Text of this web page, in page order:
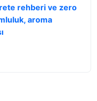
rehberi ve zero
aroma